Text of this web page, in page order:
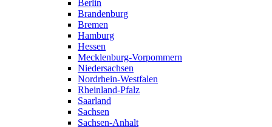
Berlin
Brandenburg
Bremen
Hamburg
Hessen
Mecklenburg-Vorpommern
Niedersachsen
Nordrhein-Westfalen
Rheinland-Pfalz
Saarland
Sachsen
Sachsen-Anhalt